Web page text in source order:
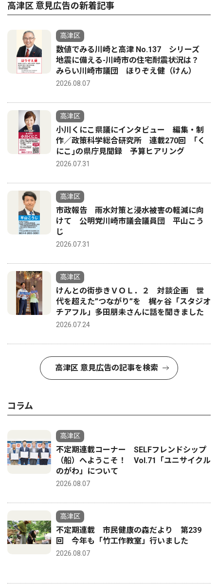
高津区 意見広告の新着記事
高津区
数値でみる川崎と高津 No.137 シリーズ
地震に備える-川崎市の住宅耐震状況は？
みらい川崎市議団 ほりぞえ健（けん）
2026.08.07
高津区
小川くにこ県議にインタビュー 編集・制
作／政策科学総合研究所 連載270回 ｢く
にこ｣の県庁見聞録 予算ヒアリング
2026.07.31
高津区
市政報告 雨水対策と浸水被害の軽減に向
けて 公明党川崎市議会議員団 平山こう
じ
2026.07.31
高津区
けんとの街歩きＶＯＬ．２ 対談企画 世
代を超えた”つながり”を 梶ヶ谷「スタジオ
チアフル」多田朋未さんに話を聞きました
2026.07.24
高津区 意見広告の記事を検索
コラム
高津区
不定期連載コーナー SELFフレンドシップ
（船）へようこそ！ Vol.71「ユニサイクル
のがわ」について
2026.08.07
高津区
不定期連載 市民健康の森だより 第239
回 今年も「竹工作教室」行いました
2026.08.07